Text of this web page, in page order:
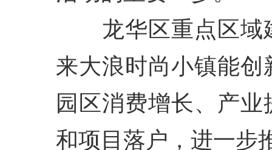
龙华区重点区域
来大浪时尚小镇能
园区消费增长、产
和项目落户，进一步